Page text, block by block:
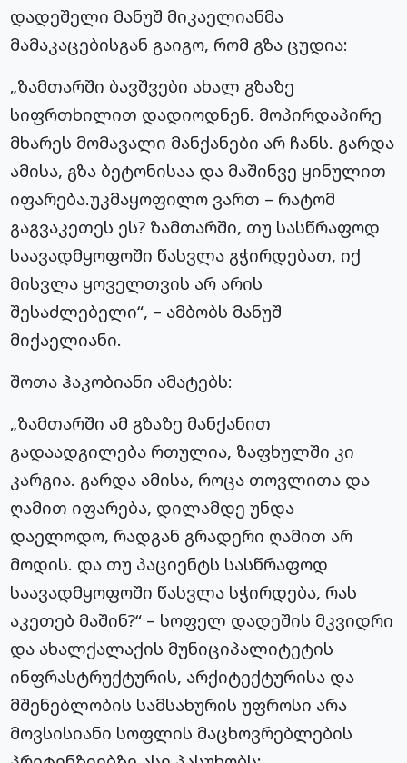
დადეშელი მანუშ მიკაელიანმა
მამაკაცებისგან გაიგო, რომ გზა ცუდია:
„ზამთარში ბავშვები ახალ გზაზე
სიფრთხილით დადიოდნენ. მოპირდაპირე
მხარეს მომავალი მანქანები არ ჩანს. გარდა
ამისა, გზა ბეტონისაა და მაშინვე ყინულით
იფარება.უკმაყოფილო ვართ – რატომ
გაგვაკეთეს ეს? ზამთარში, თუ სასწრაფოდ
საავადმყოფოში წასვლა გჭირდებათ, იქ
მისვლა ყოველთვის არ არის
შესაძლებელი“, – ამბობს მანუშ
მიქაელიანი.
შოთა ჰაკობიანი ამატებს:
„ზამთარში ამ გზაზე მანქანით
გადაადგილება რთულია, ზაფხულში კი
კარგია. გარდა ამისა, როცა თოვლითა და
ღამით იფარება, დილამდე უნდა
დაელოდო, რადგან გრადერი ღამით არ
მოდის. და თუ პაციენტს სასწრაფოდ
საავადმყოფოში წასვლა სჭირდება, რას
აკეთებ მაშინ?“ – სოფელ დადეშის მკვიდრი
და ახალქალაქის მუნიციპალიტეტის
ინფრასტრუქტურის, არქიტექტურისა და
მშენებლობის სამსახურის უფროსი არა
მოვსისიანი სოფლის მაცხოვრებლების